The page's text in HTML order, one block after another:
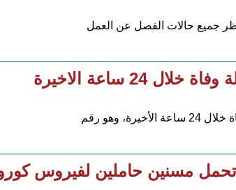
جميع حالات الفصل عن العمل
مسنين حاملين لفيروس